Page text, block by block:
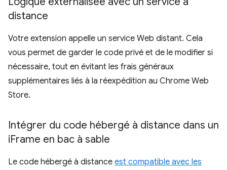
distance
Votre extension appelle un service Web distant. Cela
vous permet de garder le code privé et de le modifier si
nécessaire, tout en évitant les frais généraux
supplémentaires liés à la réexpédition au Chrome Web
Store.
Intégrer du code hébergé à distance dans un
iFrame en bac à sable
Le code hébergé à distance est compatible avec les